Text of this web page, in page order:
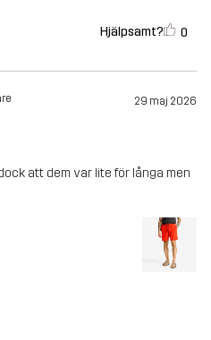
Hjälpsamt? 0
29 maj 2026
att dem var lite för långa men